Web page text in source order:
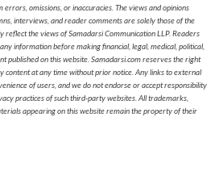
omissions, or inaccuracies. The views and opinions
interviews, and reader comments are solely those of the
reflect the views of Samadarsi Communication LLP. Readers
information before making financial, legal, medical, political,
published on this website. Samadarsi.com reserves the right
content at any time without prior notice. Any links to external
of users, and we do not endorse or accept responsibility
practices of such third-party websites. All trademarks,
appearing on this website remain the property of their